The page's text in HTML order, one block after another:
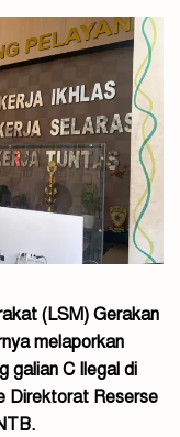
(LSM) Gerakan
melaporkan
galian C Ilegal di
Direktorat Reserse